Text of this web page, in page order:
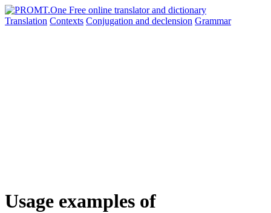
Translation Contexts Conjugation and declension Grammar
Usage examples of